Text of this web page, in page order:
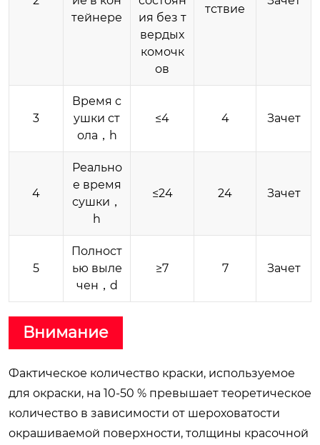
тейнере
ия без т
вердых
комочк
ов
тствие
3
Время с
ушки ст
ола，h
≤4 4 Зачет
4
Реально
е время
сушки，
h
≤24 24 Зачет
5
Полност
ью выле
чен，d
≥7 7 Зачет
Внимание
Фактическое количество краски, используемое
для окраски, на 10-50 % превышает теоретическое
количество в зависимости от шероховатости
окрашиваемой поверхности, толщины красочной